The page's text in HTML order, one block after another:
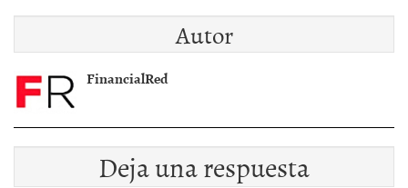
Repsol
Autor
FinancialRed
Deja una respuesta